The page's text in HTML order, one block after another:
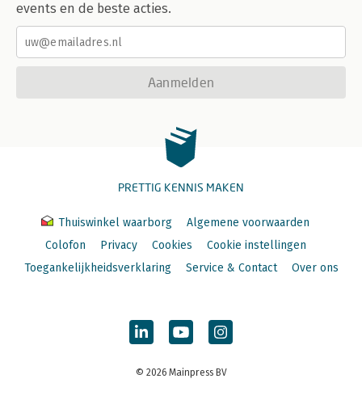
events en de beste acties.
Aanmelden
PRETTIG KENNIS MAKEN
Thuiswinkel waarborg
Algemene voorwaarden
Colofon
Privacy Cookies
Cookie instellingen
Toegankelijkheidsverklaring
Service & Contact Over ons
© 2026 Mainpress BV